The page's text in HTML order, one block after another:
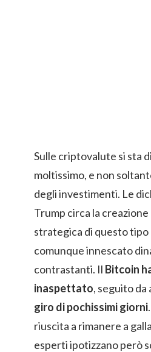
Sulle criptovalute si sta
moltissimo, e non
degli investimenti. Le
Trump circa la
strategica di questo tipo
comunque innescato
contrastanti. Il Bitcoin
inaspettato, seguito
giro di pochissimi giorni
riuscita a rimanere a
esperti ipotizzano però